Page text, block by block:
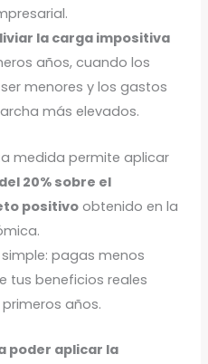
la carga impositiva
años, cuando los
menores y los gastos
más elevados.
medida permite aplicar
20% sobre el
positivo obtenido en la
pagas menos
tus beneficios reales
años.
poder aplicar la